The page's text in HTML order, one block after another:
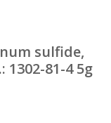
sulfide,
1302-81-4 5g